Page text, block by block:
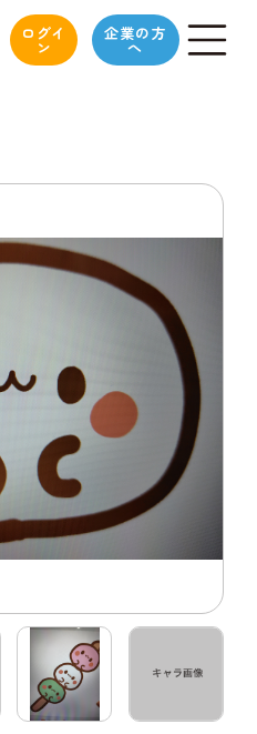
ログイ
ン
企業の方
へ